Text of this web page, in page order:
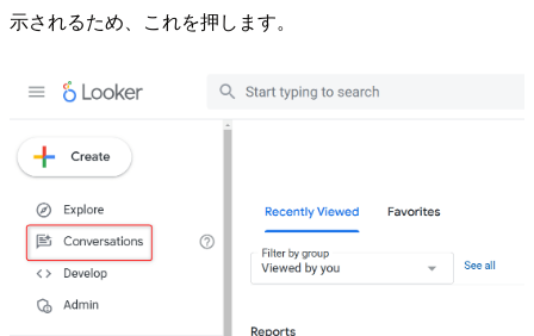
示されるため、これを押します。